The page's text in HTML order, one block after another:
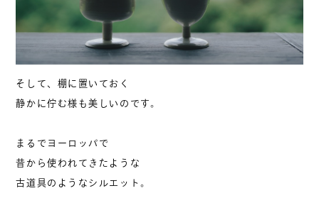
そして、棚に置いておく
静かに佇む様も美しいのです。
まるでヨーロッパで
昔から使われてきたような
古道具のようなシルエット。